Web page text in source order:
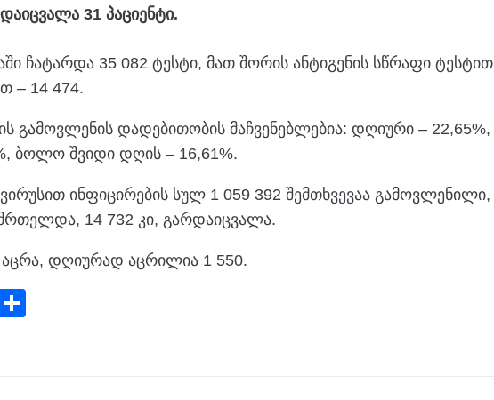
31 პაციენტი.
ჩატარდა 35 082 ტესტი, მათ შორის ანტიგენის სწრაფი ტესტით
– 14 474.
გამოვლენის დადებითობის მაჩვენებლებია: დღიური – 22,65%,
ბოლო შვიდი დღის – 16,61%.
ინფიცირების სულ 1 059 392 შემთხვევაა გამოვლენილი,
14 732 კი, გარდაიცვალა.
დღიურად აცრილია 1 550.
W